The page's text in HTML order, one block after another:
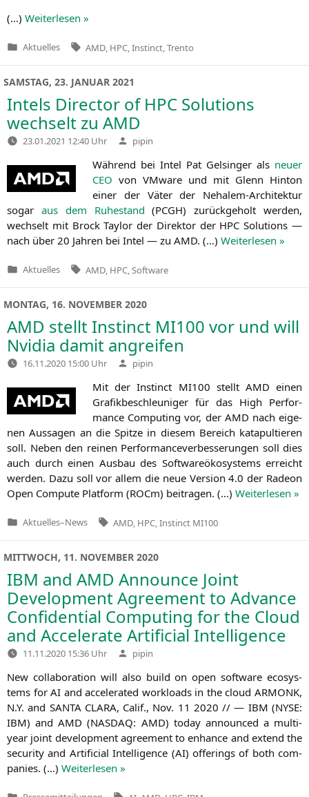
(…) Wei­ter­le­sen »
Veröffentlicht
Aktuelles Tags:
AMD HPC Instinct Trento
SAMSTAG, 23. JANUAR 2021
Intels Director ofHPC Solutions
wechselt zu AMD
23.01.2021 12:40 Uhr Verfasst
von
pipin
Wäh­rend bei Intel Pat Gel­sin­ger als neu­er
CEO von VMware und mit Glenn Hin­ton
einer der Väter der Neha­lem-Archi­tek­tur
sogar aus dem Ruhe­stand (PCGH) zurück­ge­holt wer­den,
wech­selt mit Brock Tay­lor der Direk­tor der HPC Solu­ti­ons —
nach über 20 Jah­ren bei Intel — zu AMD. (…) Wei­ter­le­sen »
Veröffentlicht
Aktuelles Tags:
AMD HPC Software
MONTAG, 16. NOVEMBER 2020
AMD stellt Instinct MI100 vor und will
Nvidia damit angreifen
16.11.2020 15:00 Uhr Verfasst
von
pipin
Mit der Instinct MI100 stellt AMD einen
Gra­fik­be­schleu­ni­ger für das High Per­for­
mance Com­pu­ting vor, der AMD nach eige­
nen Aus­sa­gen an die Spit­ze in die­sem Bereich kata­pul­tie­ren
soll. Neben den rei­nen Per­for­mance­ver­bes­se­run­gen soll dies
auch durch einen Aus­bau des Soft­ware­öko­sys­tems erreicht
wer­den. Dazu soll vor allem die neue Ver­si­on 4.0 der Rade­on
Open Com­pu­te Plat­form (ROCm) bei­tra­gen. (…) Wei­ter­le­sen »
Veröffentlicht
Aktuelles–News Tags:
AMD HPC Instinct MI100
MITTWOCH, 11. NOVEMBER 2020
IBM and AMD Announce Joint
Development Agreement to Advance
Confidential Computing for the Cloud
and Accelerate Artificial Intelligence
11.11.2020 15:36 Uhr Verfasst
von
pipin
New col­la­bo­ra­ti­on will also build on open soft­ware eco­sys­
tems forAI and acce­le­ra­ted workloads in the cloudARMONK,
N.Y. and SANTA CLARA, Calif., Nov. 11 2020 // — IBM (NYSE:
IBM) andAMD (NASDAQ: AMD) today announ­ced a mul­­ti-
year joint deve­lo­p­ment agree­ment to enhan­ce and extend the
secu­ri­ty and Arti­fi­ci­al Intel­li­gence (AI) offe­rings of both com­
pa­nies. (…) Wei­ter­le­sen »